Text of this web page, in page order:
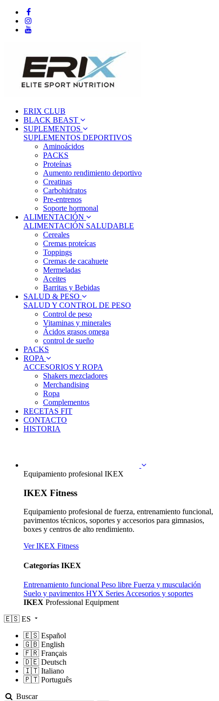
ERIX CLUB
BLACK BEAST
SUPLEMENTOS
SUPLEMENTOS DEPORTIVOS
Aminoácidos
PACKS
Proteínas
Aumento rendimiento deportivo
Creatinas
Carbohidratos
Pre-entrenos
Soporte hormonal
ALIMENTACIÓN
ALIMENTACIÓN SALUDABLE
Cereales
Cremas proteícas
Toppings
Cremas de cacahuete
Mermeladas
Aceites
Barritas y Bebidas
SALUD & PESO
SALUD Y CONTROL DE PESO
Control de peso
Vitaminas y minerales
Ácidos grasos omega
control de sueño
PACKS
ROPA
ACCESORIOS Y ROPA
Shakers mezcladores
Merchandising
Ropa
Complementos
RECETAS FIT
CONTACTO
HISTORIA
Equipamiento profesional IKEX
IKEX Fitness
Equipamiento profesional de fuerza, entrenamiento funcional,
pavimentos técnicos, soportes y accesorios para gimnasios,
boxes y centros de alto rendimiento.
Ver IKEX Fitness
Categorías IKEX
Entrenamiento funcional Peso libre Fuerza y musculación
Suelo y pavimentos HYX Series Accesorios y soportes
IKEX Professional Equipment
🇪🇸 ES
🇪🇸 Español
🇬🇧 English
🇫🇷 Français
🇩🇪 Deutsch
🇮🇹 Italiano
🇵🇹 Português
Buscar